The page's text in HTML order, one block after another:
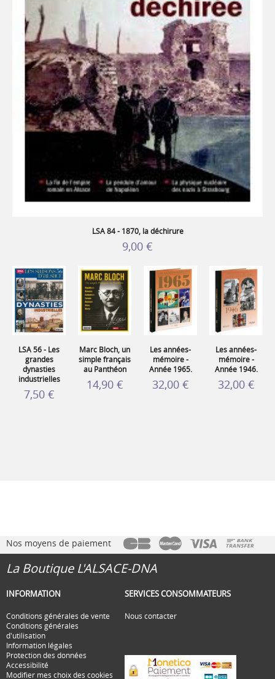
LSA 84 - 1870, la déchirure
9,00 €
LSA 56 - Les
grandes
dynasties
industrielles
7,50 €
Marc Bloch, un
simple français
au Panthéon
14,90 €
Les années-
mémoire -
Année 1965.
32,00 €
Les années-
mémoire -
Année 1946.
32,00 €
Nos moyens de paiement
La Boutique L'ALSACE-DNA
INFORMATION
Conditions générales de vente
Conditions générales
d'utilisation
Information légales
Protection des données
Accessibilité
Modifier mes choix des cookies
SERVICES CONSOMMATEURS
Nous contacter